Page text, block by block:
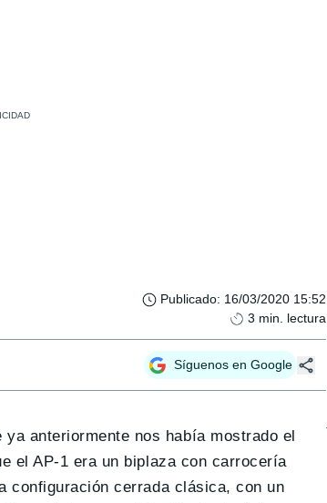
Publicado: 16/03/2020 15:52
3 min. lectura
Síguenos en Google
ya anteriormente nos había mostrado el
el AP-1 era un biplaza con carrocería
configuración cerrada clásica, con un